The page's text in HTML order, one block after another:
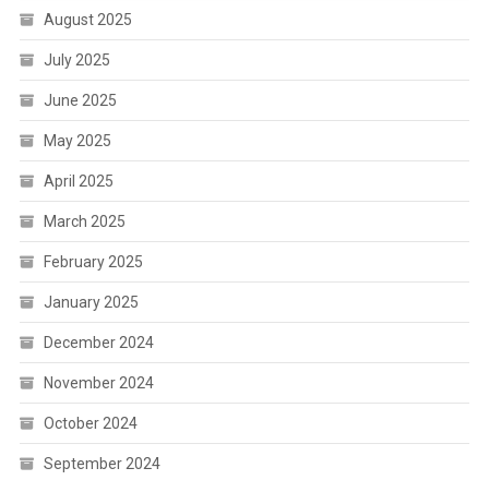
August 2025
July 2025
June 2025
May 2025
April 2025
March 2025
February 2025
January 2025
December 2024
November 2024
October 2024
September 2024